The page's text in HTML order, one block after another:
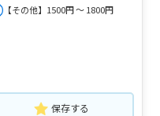
【その他】1500円 ～ 1800円
保存する